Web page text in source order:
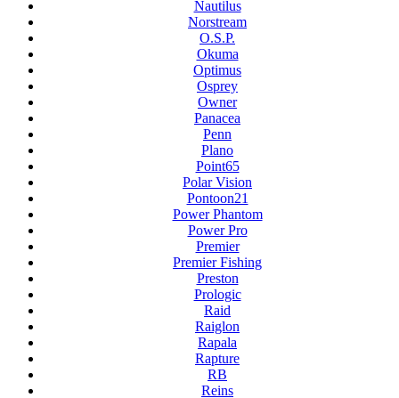
Nautilus
Norstream
O.S.P.
Okuma
Optimus
Osprey
Owner
Panacea
Penn
Plano
Point65
Polar Vision
Pontoon21
Power Phantom
Power Pro
Premier
Premier Fishing
Preston
Prologic
Raid
Raiglon
Rapala
Rapture
RB
Reins